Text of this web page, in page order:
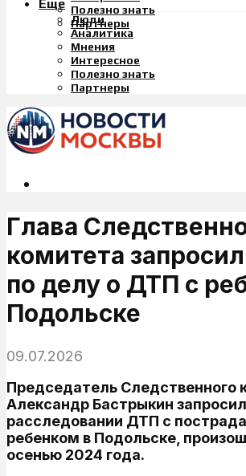
Полезно знать
Партнеры
Еще
Люди
Аналитика
Мнения
Интересное
Полезно знать
Партнеры
Глава
комитета
по делу о ДТП с
Подольске
09.07.2026
Председатель Следственного
Александр Бастрыкин
расследовании ДТП с
ребенком в Подольске,
осенью 2024 года.